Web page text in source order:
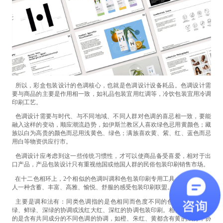
所以，彩盒包装设计的色调核心，也就是色调设计设备耗品。色调设计需
要与商品的主要是作用相一致，如礼品包装宜用红调等，冷饮包装宜用冷调
印刷工艺。
色调设计需要与时代、与不同地域、不同人群对色调的喜忌相一致，要能
融入这样的变动，顺应潮流趋势，如伊斯兰教区人喜欢绿色忌用黄颜色；藏
族以白为高贵的颜色而忌用浅黄色、绿色；满族喜欢黄、紫、红、蓝色而忌
用白等物资供应行市。
色调设计应考虑到这一些传统习惯性，才可以使商品备受喜爱，相对于出
口产品，产品包装设计只有重视他国或他国人群的民俗包装印刷销售市场。
在十二色相环上，2个相似的色调叫调和色包装印刷专用工具。色彩调和给
人一种含蓄、丰富、高雅、愉悦、舒服的感受包装印刷联盟。
主要是调和法有：同类色调指的是色相同而色度不同的色调协调，如淡
绿、鲜绿、深绿的协调或浅红大红、深红的协调包装印刷。相似性色调和指
的是含有共同成分的不同色调的协调，如橙、朱红、黄都含有黄的成分，协